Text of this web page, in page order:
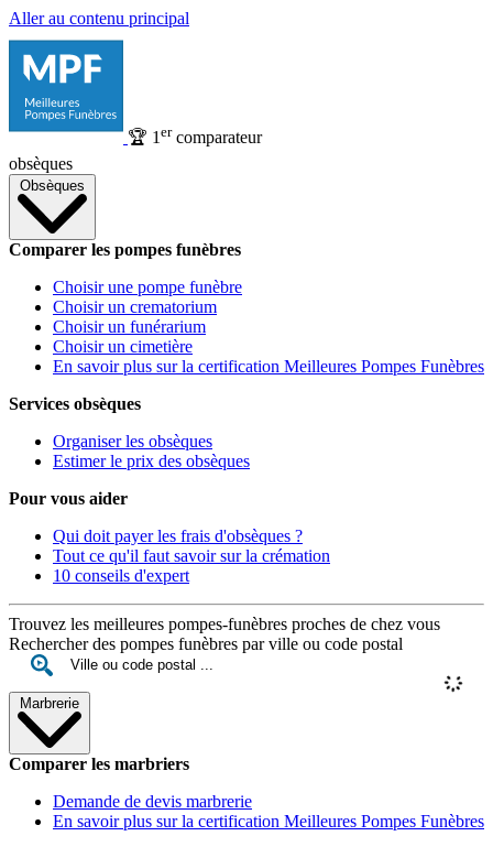
Aller au contenu principal
🏆 1 ercomparateur
obsèques
Obsèques
Comparer les pompes funèbres
Choisir une pompe funèbre
Choisir un crematorium
Choisir un funérarium
Choisir un cimetière
En savoir plus sur la certification Meilleures Pompes Funèbres
Services obsèques
Organiser les obsèques
Estimer le prix des obsèques
Pour vous aider
Qui doit payer les frais d'obsèques ?
Tout ce qu'il faut savoir sur la crémation
10 conseils d'expert
Trouvez les meilleures pompes-funèbres proches de chez vous
Rechercher des pompes funèbres par ville ou code postal
Marbrerie
Comparer les marbriers
Demande de devis marbrerie
En savoir plus sur la certification Meilleures Pompes Funèbres